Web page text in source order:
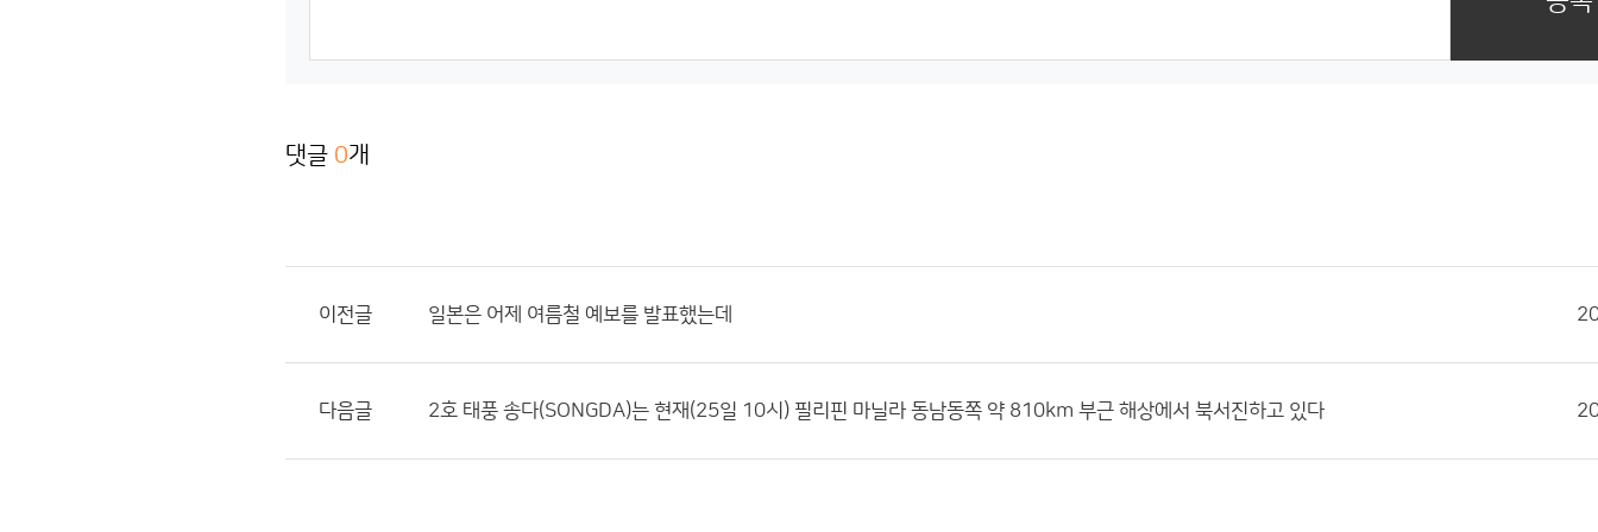
댓글 0개
이전글 일본은 어제 여름철 예보를 발표했는데
다음글 2호 태풍 송다(SONGDA)는 현재(25일 10시) 필리핀 마닐라 동남동쪽 약 810km 부근 해상에서 북서진하고 있다